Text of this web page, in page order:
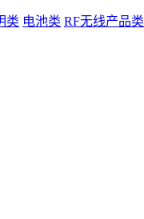
类 电池类 RF无线产品类